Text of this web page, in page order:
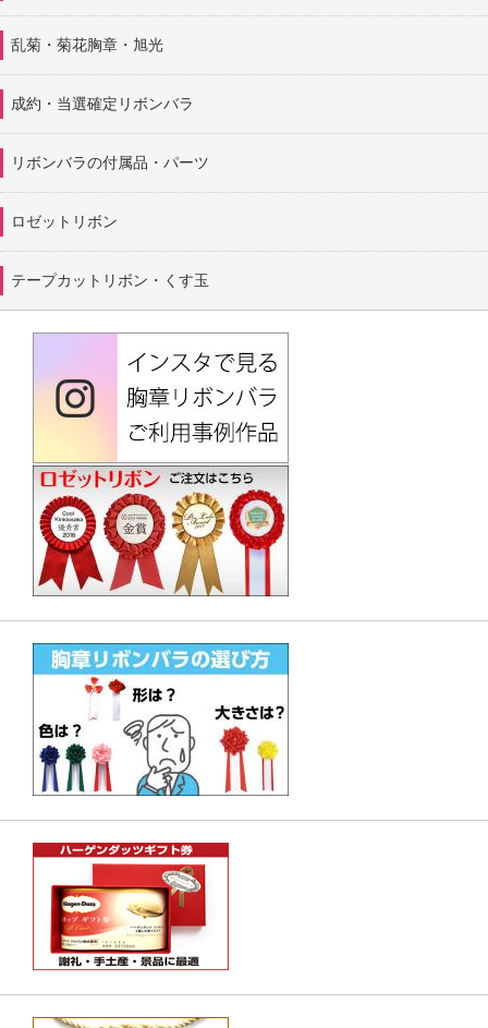
乱菊・菊花胸章・旭光
成約・当選確定リボンバラ
リボンバラの付属品・パーツ
ロゼットリボン
テープカットリボン・くす玉